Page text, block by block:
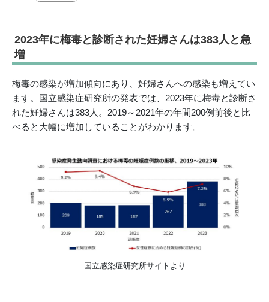
2023年に梅毒と診断された妊婦さんは383人と急
増
梅毒の感染が増加傾向にあり、妊婦さんへの感染も増えてい
ます。国立感染症研究所の発表では、2023年に梅毒と診断さ
れた妊婦さんは383人。2019～2021年の年間200例前後と比
べると大幅に増加していることがわかります。
国立感染症研究所サイトより